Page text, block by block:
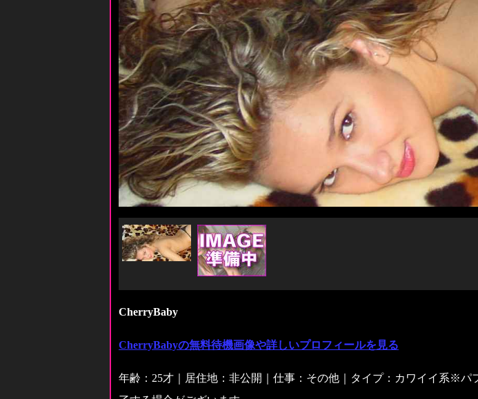
CherryBaby
CherryBabyの無料待機画像や詳しいプロフィールを見る
年齢：25才｜居住地：非公開｜仕事：その他｜タイプ：カワイイ系※